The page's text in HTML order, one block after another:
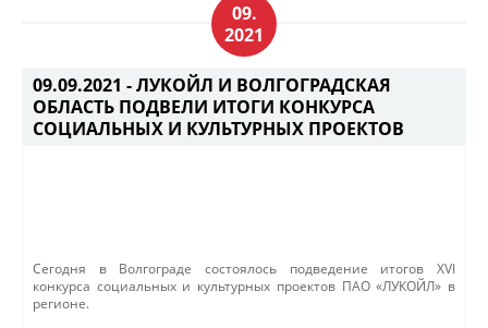
09.
2021
09.09.2021 -ЛУКОЙЛ И ВОЛГОГРАДСКАЯ
ОБЛАСТЬ ПОДВЕЛИ ИТОГИ КОНКУРСА
СОЦИАЛЬНЫХ И КУЛЬТУРНЫХ ПРОЕКТОВ
​Сегодня в Волгограде состоялось подведение итогов XVI
конкурса социальных и культурных проектов ПАО «ЛУКОЙЛ» в
регионе.